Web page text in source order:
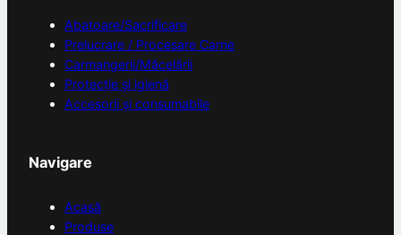
Abatoare/Sacrificare
Prelucrare / Procesare Carne
Carmangerii/Măcelării
Protecție și igienă
Accesorii și consumabile
Navigare
Acasă
Produse